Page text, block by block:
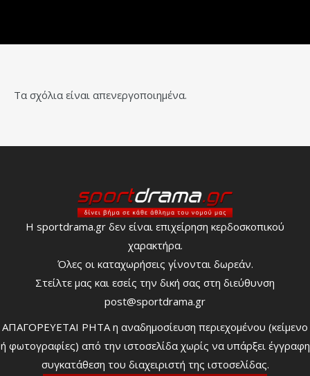
Τα σχόλια είναι απενεργοποιημένα.
Η sportdrama.gr δεν είναι επιχείρηση κερδοσκοπικού
χαρακτήρα.
Όλες οι καταχωρήσεις γίνονται δωρεάν.
Στείλτε μας και εσείς την δική σας στη διεύθυνση
post@sportdrama.gr
ΑΠΑΓΟΡΕΥΕΤΑΙ ΡΗΤΑ η αναδημοσίευση περιεχομένου (κείμενο
ή φωτογραφίες) από την ιστοσελίδα χωρίς να υπάρξει έγγραφη
συγκατάθεση του διαχειριστή της ιστοσελίδας.